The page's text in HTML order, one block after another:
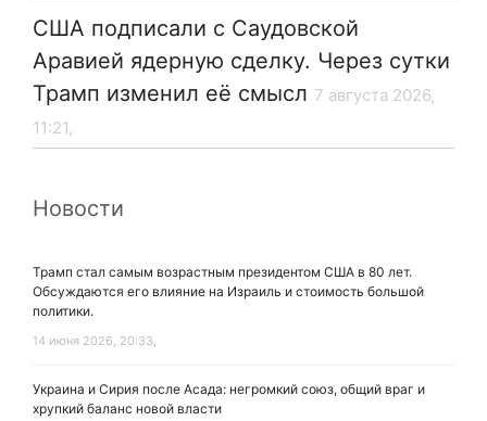
США подписали с Саудовской
Аравией ядерную сделку. Через сутки
Трамп изменил её смысл 7 августа 2026,
11:21,
Новости
Трамп стал самым возрастным президентом США в 80 лет.
Обсуждаются его влияние на Израиль и стоимость большой
политики.
14 июня 2026, 20:33,
Украина и Сирия после Асада: негромкий союз, общий враг и
хрупкий баланс новой власти